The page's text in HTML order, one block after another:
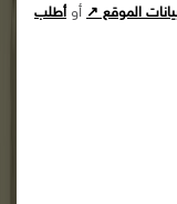
الموقع ↗ أوأطلب